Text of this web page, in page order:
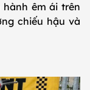
êm ái trên
chiếu hậu và